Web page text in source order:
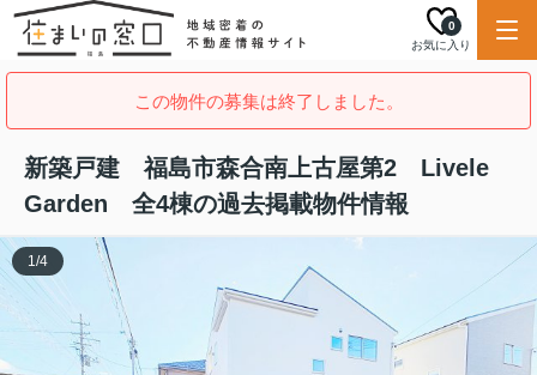
お気に入り
0
この物件の募集は終了しました。
新築戸建 福島市森合南上古屋第2 Livele
Garden 全4棟の過去掲載物件情報
1/4